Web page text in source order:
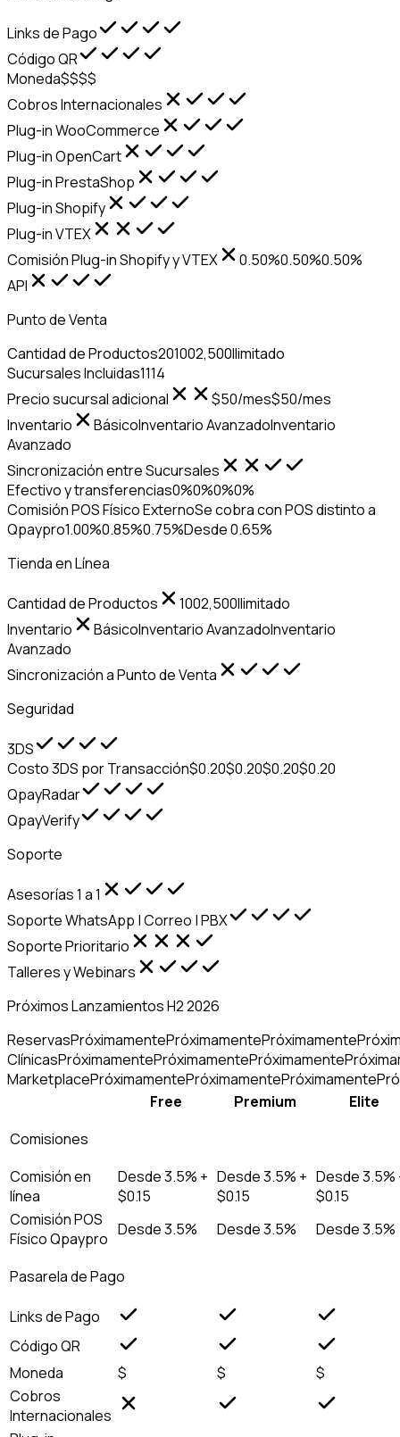
Links de Pago
Código QR
Moneda$$$$
Cobros Internacionales
Plug-in WooCommerce
Plug-in OpenCart
Plug-in PrestaShop
Plug-in Shopify
Plug-in VTEX
Comisión Plug-in Shopify y VTEX
0.50%0.50%0.50%
API
Punto de Venta
Cantidad de Productos201002,500Ilimitado
Sucursales Incluidas1114
Precio sucursal adicional
$50/mes$50/mes
Inventario
BásicoInventario AvanzadoInventario
Avanzado
Sincronización entre Sucursales
Efectivo y transferencias0%0%0%0%
Comisión POS Físico ExternoSe cobra con POS distinto a
Qpaypro1.00%0.85%0.75%Desde 0.65%
Tienda en Línea
Cantidad de Productos 1002,500Ilimitado
Inventario
BásicoInventario AvanzadoInventario
Avanzado
Sincronización a Punto de Venta
Seguridad
3DS
Costo 3DS por Transacción$0.20$0.20$0.20$0.20
QpayRadar
QpayVerify
Soporte
Asesorías 1 a 1
Soporte WhatsApp | Correo | PBX
Soporte Prioritario
Talleres y Webinars
Próximos Lanzamientos H2 2026
ReservasPróximamentePróximamentePróximamente
ClínicasPróximamentePróximamentePróximamente
MarketplacePróximamentePróximamentePróximamente
Free
Premium
Elite
Comisiones
Comisión en
línea
Desde 3.5% +
$0.15
Desde 3.5% +
$0.15
Desde 3.5%
$0.15
Comisión POS
Físico Qpaypro Desde 3.5% Desde 3.5% Desde 3.5%
Pasarela de Pago
Links de Pago
Código QR
Moneda
$ $
$
Cobros
Internacionales